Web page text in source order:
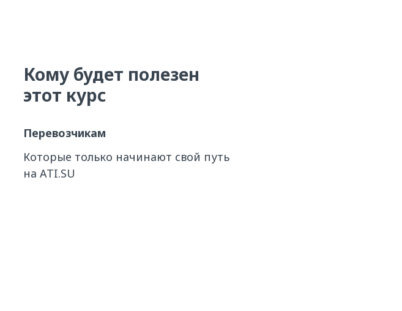
Которые только начинают свой путь
на ATI.SU
Перевозчикам
Кому будет полезен
этот курс